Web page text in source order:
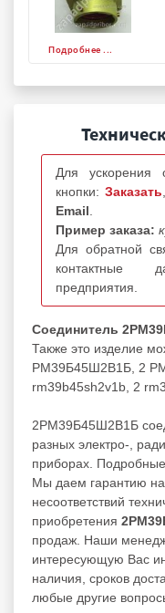
Подробнее ...
Для ускорения
кнопки: Заказать
Email
Пример заказа:
Для обратной
контактные
предприятия.
Соединитель
Также это изделие
РМ39Б45Ш2В1Б, 2
rm39b45sh2v1b, 2
2РМ39Б45Ш2В1Б
разных электро-,
приборах.
Мы даем гарантию на
несоответствий
приобретения
продаж. Наши
интересующую Вас
наличия, сроков
любые другие